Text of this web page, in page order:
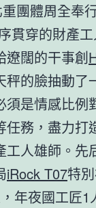
團體周全奉
貫穿的財產
遼闊的干事創
秤的臉抽動了
須是情感比
任務，盡力打
人雄師。先
iRock T07特
年夜國工匠